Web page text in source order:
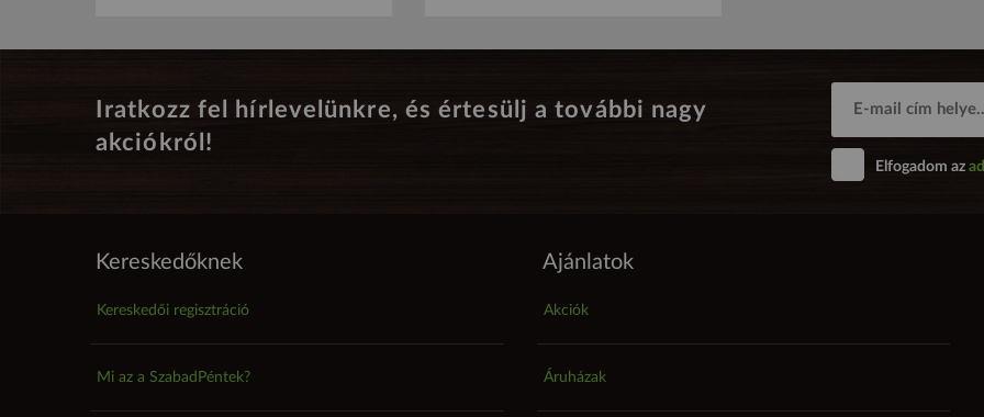
Iratkozz fel hírlevelünkre, és értesülj a további nagy
akciókról!
Elfogadom az
Kereskedőknek
Kereskedői regisztráció
Mi az a SzabadPéntek?
Ajánlatok
Akciók
Áruházak